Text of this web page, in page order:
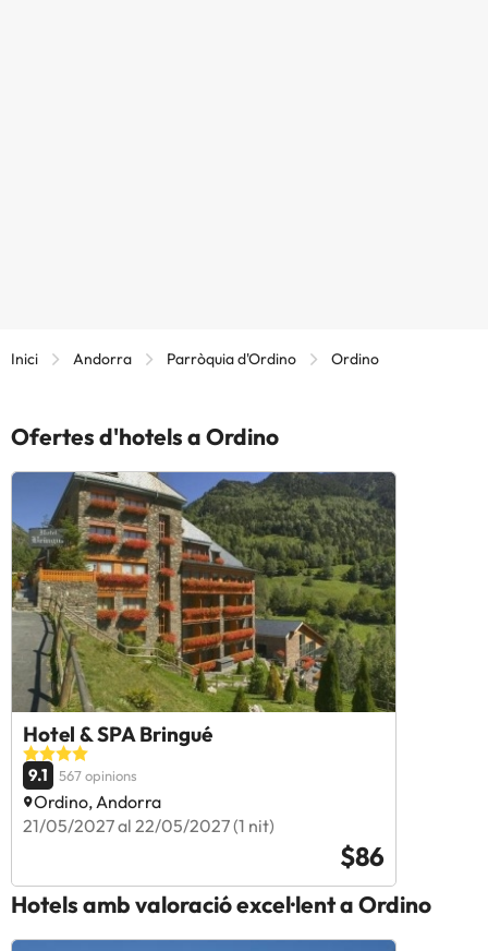
Inici Andorra Parròquia d'Ordino Ordino
Ofertes d'hotels a Ordino
Hotel & SPA Bringué
9.1 567 opinions
Ordino, Andorra
21/05/2027 al 22/05/2027 (1 nit)
$86
Hotels amb valoració excel·lent a Ordino